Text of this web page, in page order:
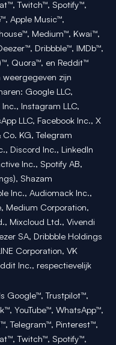
Twitch™, Spotify™,
Apple Music™,
Medium™, Kwai™,
Dribbble™, IMDb™,
Quora™, en Reddit™
zijn
Google LLC,
Instagram LLC,
LLC, Facebook Inc., X
KG, Telegram
Discord Inc., LinkedIn
Inc., Spotify AB,
Shazam
Inc., Audiomack Inc.,
Medium Corporation,
Mixcloud Ltd., Vivendi
SA, Dribbble Holdings
Corporation, VK
Inc., respectievelijk
Google™, Trustpilot™,
YouTube™, WhatsApp™,
Telegram™, Pinterest™,
Twitch™, Spotify™,